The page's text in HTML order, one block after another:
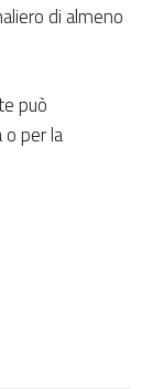
di almeno
può
o per la